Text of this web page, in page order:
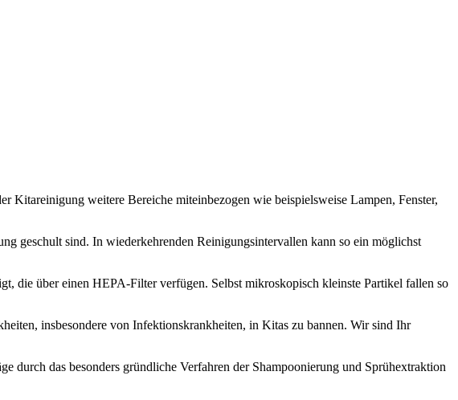
weitere Bereiche miteinbezogen wie beispielsweise Lampen, Fenster,
geschult sind. In wiederkehrenden Reinigungsintervallen kann so ein möglichst
die über einen HEPA-Filter verfügen. Selbst mikroskopisch kleinste Partikel fallen so
insbesondere von Infektionskrankheiten, in Kitas zu bannen. Wir sind Ihr
durch das besonders gründliche Verfahren der Shampoonierung und Sprühextraktion